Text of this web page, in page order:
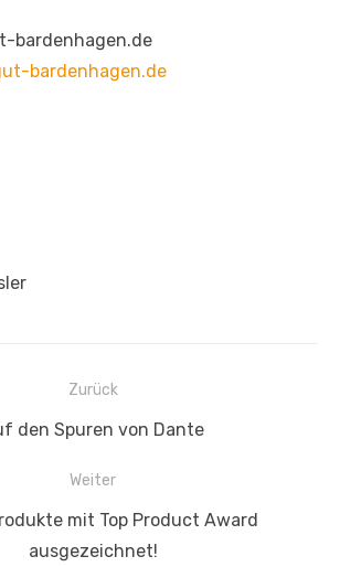
bardenhagen.de
bardenhagen.de
Zurück
den Spuren von Dante
Weiter
mit Top Product Award
ausgezeichnet!